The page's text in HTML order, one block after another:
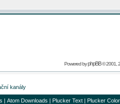
Powered byphpBB© 2001,
kanály
| Atom Downloads | Plucker Text | Plucker Color